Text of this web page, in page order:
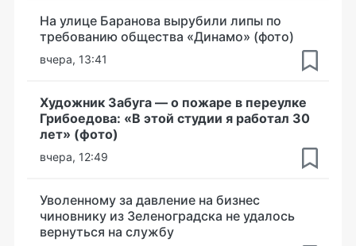
На улице Баранова вырубили липы по
требованию общества «Динамо» (фото)
вчера, 13:41
Художник Забуга — о пожаре в переулке
Грибоедова: «В этой студии я работал 30
лет» (фото)
вчера, 12:49
Уволенному за давление на бизнес
чиновнику из Зеленоградска не удалось
вернуться на службу